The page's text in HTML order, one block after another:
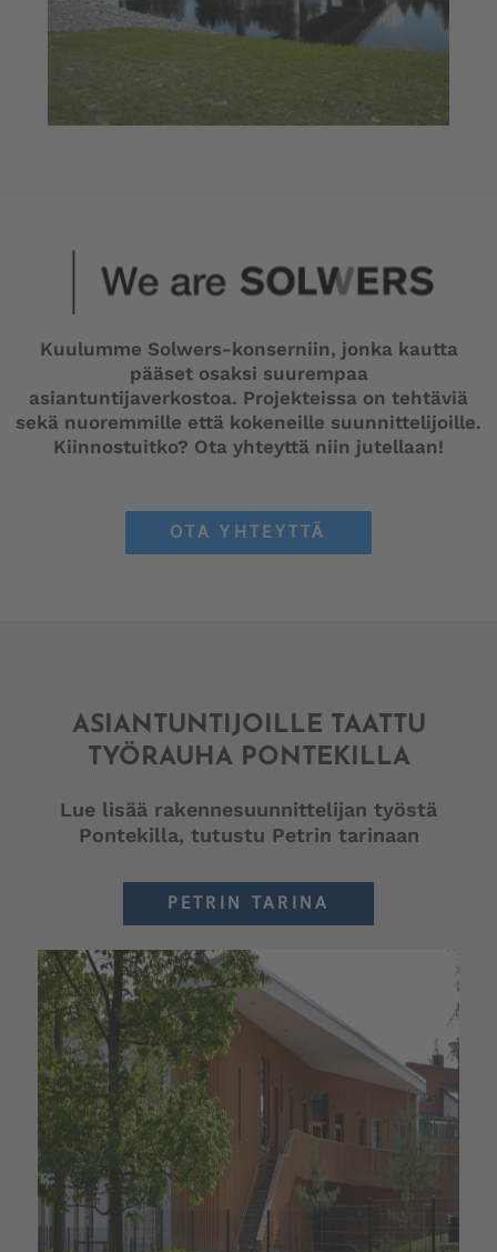
Kuulumme Solwers-konserniin, jonka kautta
pääset osaksi suurempaa
asiantuntijaverkostoa. Projekteissa on tehtäviä
sekä nuoremmille että kokeneille suunnittelijoille.
Kiinnostuitko? Ota yhteyttä niin jutellaan!
OTA YHTEYTTÄ
ASIANTUNTIJOILLE TAATTU
TYÖRAUHA PONTEKILLA
Lue lisää rakennesuunnittelijan työstä
Pontekilla, tutustu Petrin tarinaan
PETRIN TARINA